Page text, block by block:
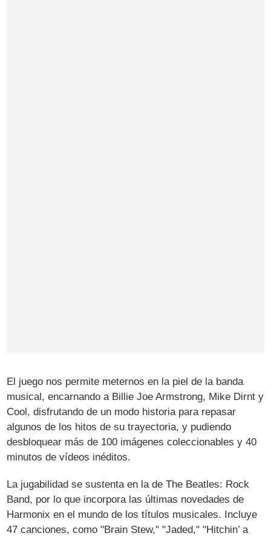
El juego nos permite meternos en la piel de la banda
musical, encarnando a Billie Joe Armstrong, Mike Dirnt y
Cool, disfrutando de un modo historia para repasar
algunos de los hitos de su trayectoria, y pudiendo
desbloquear más de 100 imágenes coleccionables y 40
minutos de vídeos inéditos.
La jugabilidad se sustenta en la de The Beatles: Rock
Band, por lo que incorpora las últimas novedades de
Harmonix en el mundo de los títulos musicales. Incluye
47 canciones, como "Brain Stew," "Jaded," "Hitchin’ a